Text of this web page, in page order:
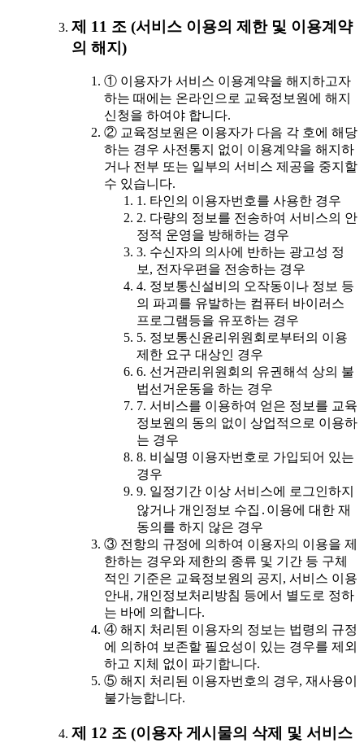
제 11 조 (서비스 이용의 제한 및 이용계약
의 해지)
① 이용자가 서비스 이용계약을 해지하고자
하는 때에는 온라인으로 교육정보원에 해지
신청을 하여야 합니다.
② 교육정보원은 이용자가 다음 각 호에 해당
하는 경우 사전통지 없이 이용계약을 해지하
거나 전부 또는 일부의 서비스 제공을 중지할
수 있습니다.
1. 타인의 이용자번호를 사용한 경우
2. 다량의 정보를 전송하여 서비스의 안
정적 운영을 방해하는 경우
3. 수신자의 의사에 반하는 광고성 정
보, 전자우편을 전송하는 경우
4. 정보통신설비의 오작동이나 정보 등
의 파괴를 유발하는 컴퓨터 바이러스
프로그램등을 유포하는 경우
5. 정보통신윤리위원회로부터의 이용
제한 요구 대상인 경우
6. 선거관리위원회의 유권해석 상의 불
법선거운동을 하는 경우
7. 서비스를 이용하여 얻은 정보를 교육
정보원의 동의 없이 상업적으로 이용하
는 경우
8. 비실명 이용자번호로 가입되어 있는
경우
9. 일정기간 이상 서비스에 로그인하지
않거나 개인정보 수집․이용에 대한 재
동의를 하지 않은 경우
③ 전항의 규정에 의하여 이용자의 이용을 제
한하는 경우와 제한의 종류 및 기간 등 구체
적인 기준은 교육정보원의 공지, 서비스 이용
안내, 개인정보처리방침 등에서 별도로 정하
는 바에 의합니다.
④ 해지 처리된 이용자의 정보는 법령의 규정
에 의하여 보존할 필요성이 있는 경우를 제외
하고 지체 없이 파기합니다.
⑤ 해지 처리된 이용자번호의 경우, 재사용이
불가능합니다.
제 12 조 (이용자 게시물의 삭제 및 서비스